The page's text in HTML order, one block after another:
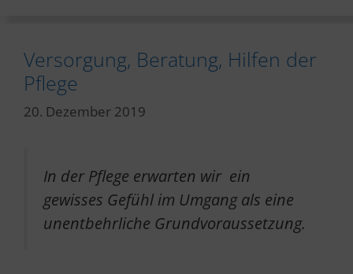
Versorgung, Beratung, Hilfen der
Pflege
20. Dezember 2019
In der Pflege erwarten wir ein
gewisses Gefühl im Umgang als eine
unentbehrliche Grundvoraussetzung.